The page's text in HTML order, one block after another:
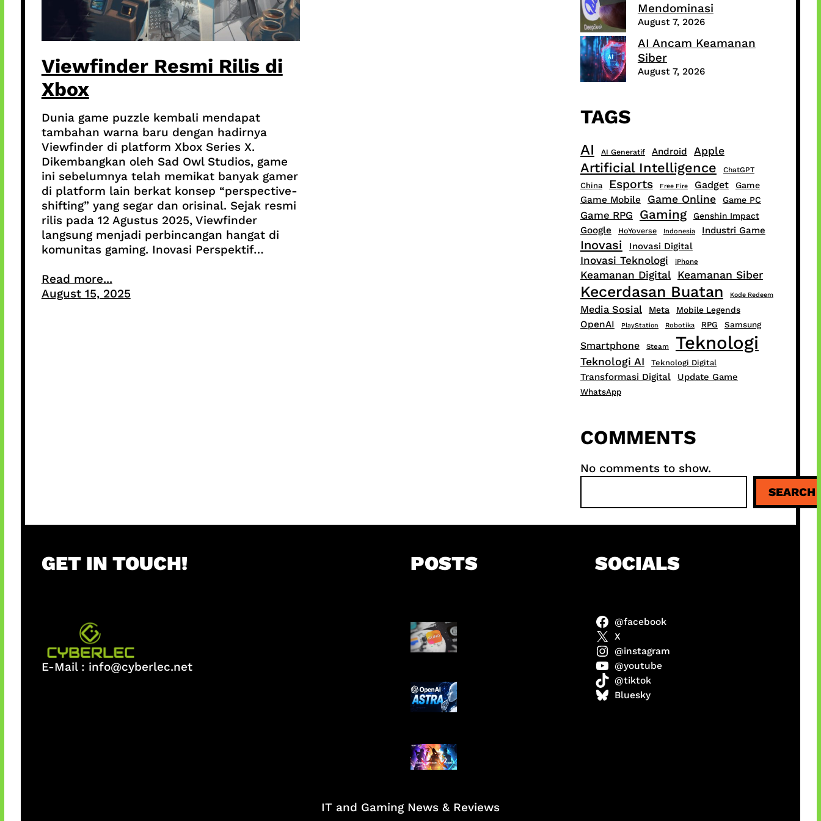
Viewfinder Resmi Rilis di
Xbox
Dunia game puzzle kembali mendapat
tambahan warna baru dengan hadirnya
Viewfinder di platform Xbox Series X.
Dikembangkan oleh Sad Owl Studios, game
ini sebelumnya telah memikat banyak gamer
di platform lain berkat konsep “perspective-
shifting” yang segar dan orisinal. Sejak resmi
rilis pada 12 Agustus 2025, Viewfinder
langsung menjadi perbincangan hangat di
komunitas gaming. Inovasi Perspektif…
Read more...
August 15, 2025
Mendominasi
August 7, 2026
AI Ancam Keamanan
Siber
August 7, 2026
TAGS
AI AI Generatif Android Apple
Artificial Intelligence ChatGPT
China Esports Free Fire Gadget Game
Game Mobile Game Online Game PC
Game RPG Gaming Genshin Impact
Google HoYoverse Indonesia Industri Game
Inovasi Inovasi Digital
Inovasi Teknologi iPhone
Keamanan Digital Keamanan Siber
Kecerdasan Buatan Kode Redeem
Media Sosial Meta Mobile Legends
OpenAI PlayStation Robotika RPG Samsung
Smartphone Steam Teknologi
Teknologi AI Teknologi Digital
Transformasi Digital Update Game
WhatsApp
COMMENTS
No comments to show.
a
r
SEARCH
GET IN TOUCH!
E-Mail : info@cyberlec.net
POSTS
Suno Perkuat Label
Musik AI
OpenAI Tahan Model
Astra
Honkai Impact x COD
Mobile
SOCIALS
@facebook
X
@instagram
@youtube
@tiktok
Bluesky
IT and Gaming News & Reviews